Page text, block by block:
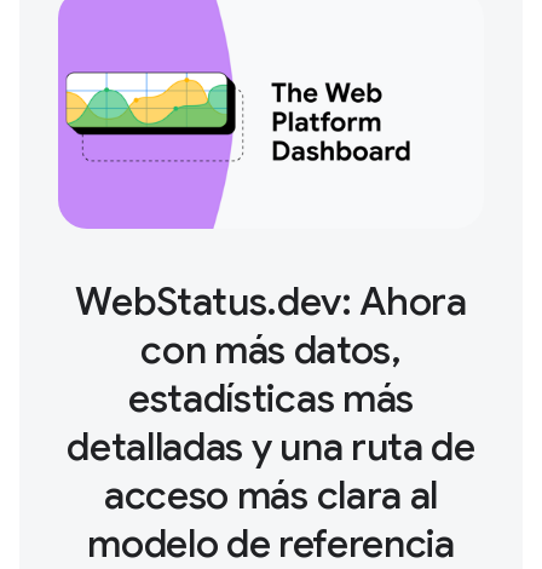
WebStatus.dev: Ahora
con más datos,
estadísticas más
detalladas y una ruta de
acceso más clara al
modelo de referencia